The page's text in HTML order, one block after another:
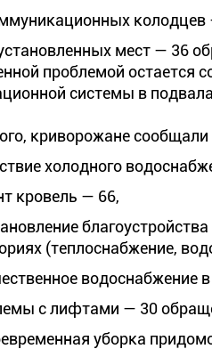
мест — 36
проблемой остается
системы в
криворожане сообщали
холодного
кровель — 66,
(теплоснабжение,
водоснабжение
с лифтами — 30
уборка